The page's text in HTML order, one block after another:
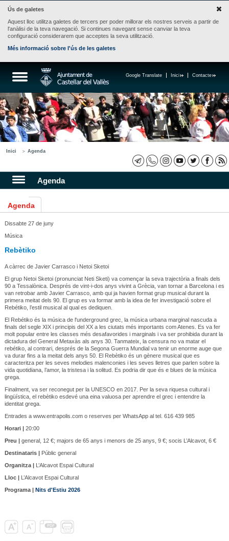
Ús de galetes
Aquest lloc utilitza galetes de tercers per poder millorar els nostres serveis a partir de
l'anàlisi de la teva navegació. Si continues navegant sense canviar la teva
configuració considerarem que acceptes la seva utilització.
Més informació sobre l'ús de les galetes
Contacte
Inici
Google Translate
Inici Agenda
Agenda
Agenda
Dissabte 27 de juny
Música
Rebètiko
A càrrec de Javier Carrasco i Netoi Sketoi
El grup Netoi Sketoi (pronunciat Neti Sketi) va començar la seva trajectòria a finals dels
90 a Tessalònica. Després de vint-i-dos anys vivint a Grècia, van tornar a Barcelona i es
van retrobar amb Javier Carrasco, amb qui ja havien format grup musical durant la
primera meitat dels 90. El grup es va formar amb la idea de fer investigació sobre el
Rebétiko, l’estil musical al qual es dediquen.
El Rebétiko és la música de l'underground grec, la música urbana marginal nascuda a
finals del segle XIX i principis del XX a les ciutats més importants com Atenes. Es va fer
molt popular entre les classes més desafavorides i marginals i va ser prohibida durant la
dictadura del General Metaxàs als anys 30. Tanmateix, la censura no va matar el
rebétiko, al contrari, després de la Segona Guerra Mundial va tenir un enorme auge que
va durar fins a la meitat dels anys 50. El Rebètiko és un gènere musical que es
caracteritza per les seves melodies malenconies i les seves lletres que parlen sobre la
vida quotidiana, l’amor, la tristesa i la solitud. Es podria dir que és e blues de la música
grega.
Finalment, va ser reconegut per la UNESCO en 2017. Per la seva riquesa cultural i
lingüística, el rebètiko esdevé una eina valuosa per aprendre el grec i entendre la
identitat grega.
Entrades a www.entrapolis.com o reserves per WhatsApp al tel. 616 439 985
Horari |20:00
Preu |general, 12 €; majors de 65 anys i menors de 25 anys, 9 €; socis L’Alcavot, 6 €
Destinataris |Públic general
Organitza |L’Alcavot Espai Cultural
Lloc |L’Alcavot Espai Cultural
Programa | Nits d'Estiu 2026